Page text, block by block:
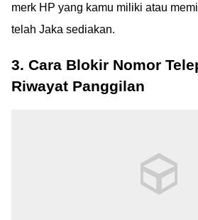
merk HP yang kamu miliki atau
telah Jaka sediakan.
3. Cara Blokir Nomor
Riwayat Panggilan